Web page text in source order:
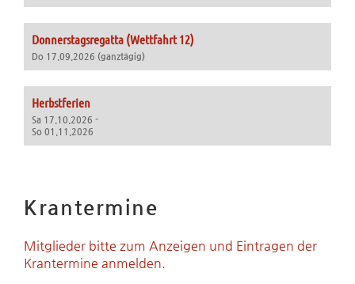
Donnerstagsregatta (Wettfahrt 12)
Do 17.09.2026 (ganztägig)
Herbstferien
Sa 17.10.2026 -
So 01.11.2026
Krantermine
Mitglieder bitte zum Anzeigen und Eintragen der
Krantermine anmelden.